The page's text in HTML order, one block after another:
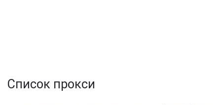
Список прокси